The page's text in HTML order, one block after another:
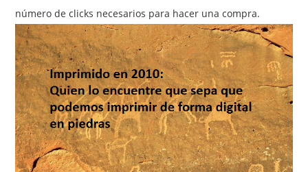
número de clicks necesarios para hacer una compra.